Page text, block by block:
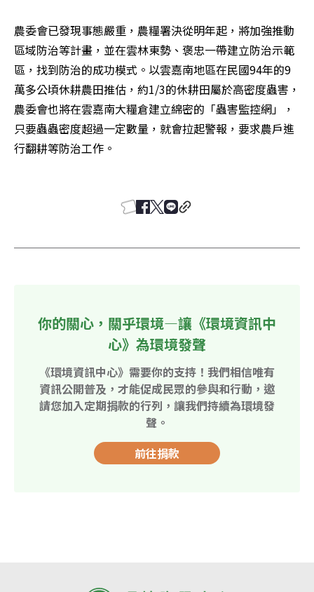
農委會已發現事態嚴重，農糧署決從明年起，將加強推動
區域防治等計畫，並在雲林東勢、褒忠一帶建立防治示範
區，找到防治的成功模式。以雲嘉南地區在民國94年的9
萬多公頃休耕農田推估，約1/3的休耕田屬於高密度蟲害，
農委會也將在雲嘉南大糧倉建立綿密的「蟲害監控網」，
只要蟲蟲密度超過一定數量，就會拉起警報，要求農戶進
行翻耕等防治工作。
你的關心，關乎環境—讓《環境資訊中
心》為環境發聲
《環境資訊中心》需要你的支持！我們相信唯有
資訊公開普及，才能促成民眾的參與和行動，邀
請您加入定期捐款的行列，讓我們持續為環境發
聲。
前往捐款